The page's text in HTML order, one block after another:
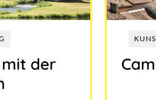
mit der